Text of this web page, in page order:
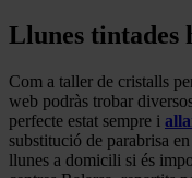
Llunes tintades
Com a taller de cristalls
web podràs trobar
perfecte estat sempre i
substitució de parabrisa
llunes a domicili si és